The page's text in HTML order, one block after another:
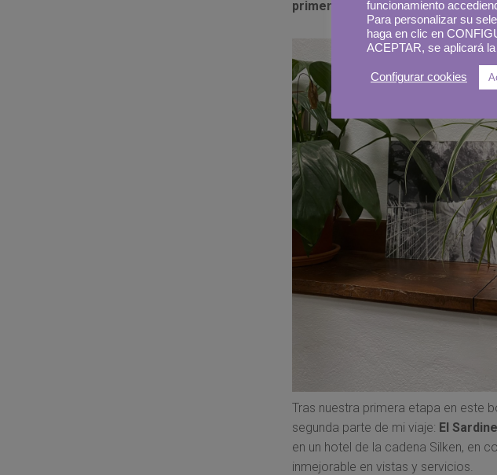
primeros días de mi viaje a
Tras nuestra primera etapa en este
segunda parte de mi viaje: El
en un hotel de la cadena Silken, en
inmejorable en vistas y servicios.
funcionamiento
Para personalizar su
haga en clic en
ACEPTAR, se aplicará
Configurar cookies